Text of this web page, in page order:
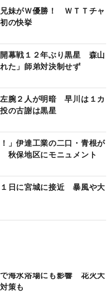
妹がＷ優勝！ ＷＴＴチャ
の快挙
幕戦１２年ぶり黒星 森山
た」師弟対決制せず
腕２人が明暗 早川は１カ
の古謝は黒星
！」伊達工業の二口・青根が
秋保地区にモニュメント
日に宮城に接近 暴風や大
海水浴場にも影響 花火大
策も